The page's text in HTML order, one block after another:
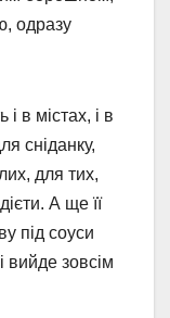
одразу
в містах, і в
сніданку,
для тих,
А ще її
під соуси
вийде зовсім